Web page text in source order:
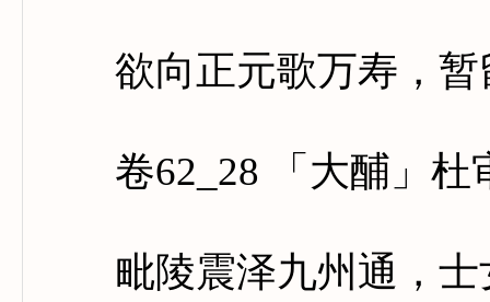
欲向正元歌万寿，暂
卷62_28 「大酺」杜
毗陵震泽九州通，士